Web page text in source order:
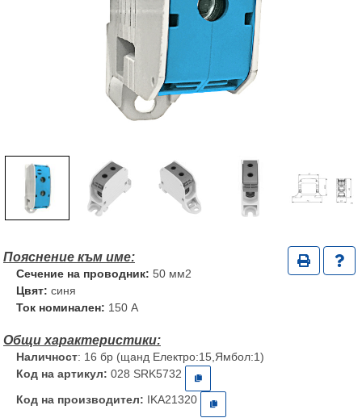
Сечение на проводник: 50 мм2
Цвят: синя
Ток номинален: 150 A
Наличност: 16 бр (щанд Електро:15,Ямбол:1)
Код на артикул: 028 SRK5732
Код на производител: IKA21320